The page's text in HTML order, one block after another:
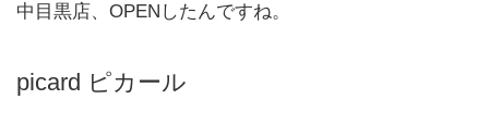
中目黒店、OPENしたんですね。
picard ピカール